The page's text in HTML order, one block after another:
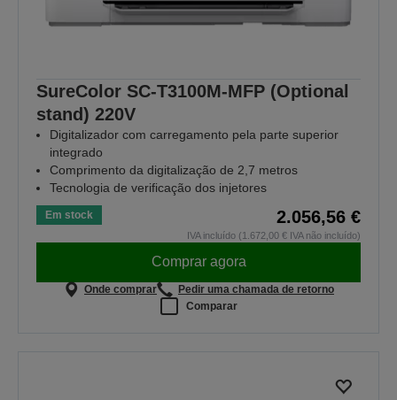
SureColor SC-T3100M-MFP (Optional
stand) 220V
Digitalizador com carregamento pela parte superior
integrado
Comprimento da digitalização de 2,7 metros
Tecnologia de verificação dos injetores
Em stock 2.056,56 €
IVA incluído (1.672,00 € IVA não incluído)
Comprar agora
Onde comprar
Pedir uma chamada de retorno
Comparar